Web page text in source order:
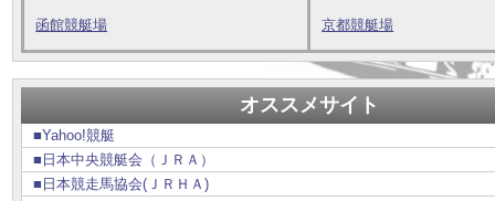
函館競艇場 京都競艇場
オススメサイト
■Yahoo!競艇
■日本中央競艇会（ＪＲＡ）
■日本競走馬協会(ＪＲＨＡ)